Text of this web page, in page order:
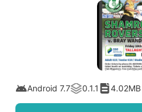
Android 7.7 0.1.1 4.02MB